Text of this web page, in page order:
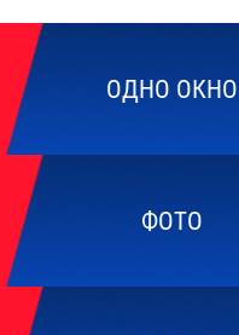
ОДНО ОКНО
ФОТО